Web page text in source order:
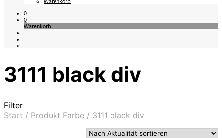
0
0
Warenkorb
3111 black div
Filter
Start / Produkt Farbe / 3111 black div